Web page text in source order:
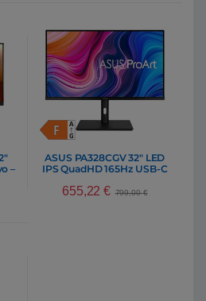
–
ASUS PA328CGV 32″ LED
IPS QuadHD 165Hz USB-C
655,22€ 799,00€